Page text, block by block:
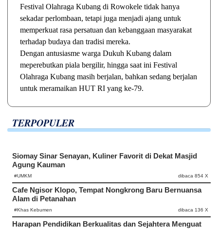
Festival Olahraga Kubang di Rowokele tidak hanya
sekadar perlombaan, tetapi juga menjadi ajang untuk
memperkuat rasa persatuan dan kebanggaan masyarakat
terhadap budaya dan tradisi mereka.
Dengan antusiasme warga Dukuh Kubang dalam
meperebutkan piala bergilir, hingga saat ini Festival
Olahraga Kubang masih berjalan, bahkan sedang berjalan
untuk meramaikan HUT RI yang ke-79.
TERPOPULER
Siomay Sinar Senayan, Kuliner Favorit di Dekat Masjid
Agung Kauman
#UMKM dibaca 854 X
Cafe Ngisor Klopo, Tempat Nongkrong Baru Bernuansa
Alam di Petanahan
#Khas Kebumen dibaca 136 X
Harapan Pendidikan Berkualitas dan Sejahtera Menguat